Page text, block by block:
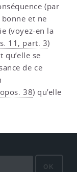
(par
et ne
(voyez-en la
11, part. 3)
qu’elle se
de ce
38) qu’elle
OK